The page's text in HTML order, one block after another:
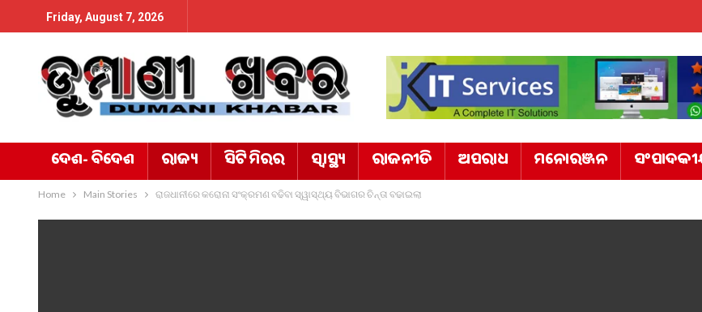
Friday, August 7, 2026
ଦେଶ- ବିଦେଶ ରାଜ୍ୟ ସିଟି ମିରର ସ୍ୱାସ୍ଥ୍ୟ ରାଜନୀତି ଅପରାଧ ମନୋରଞ୍ଜନ
Home Main Stories ରାଜଧାନୀରେ କରୋନା ସଂକ୍ରମଣ ବଢିବା ସ୍ୱାସ୍ଥ୍ୟ ବିଭାଗର ଚିନ୍ତା ବଢାଇଲା